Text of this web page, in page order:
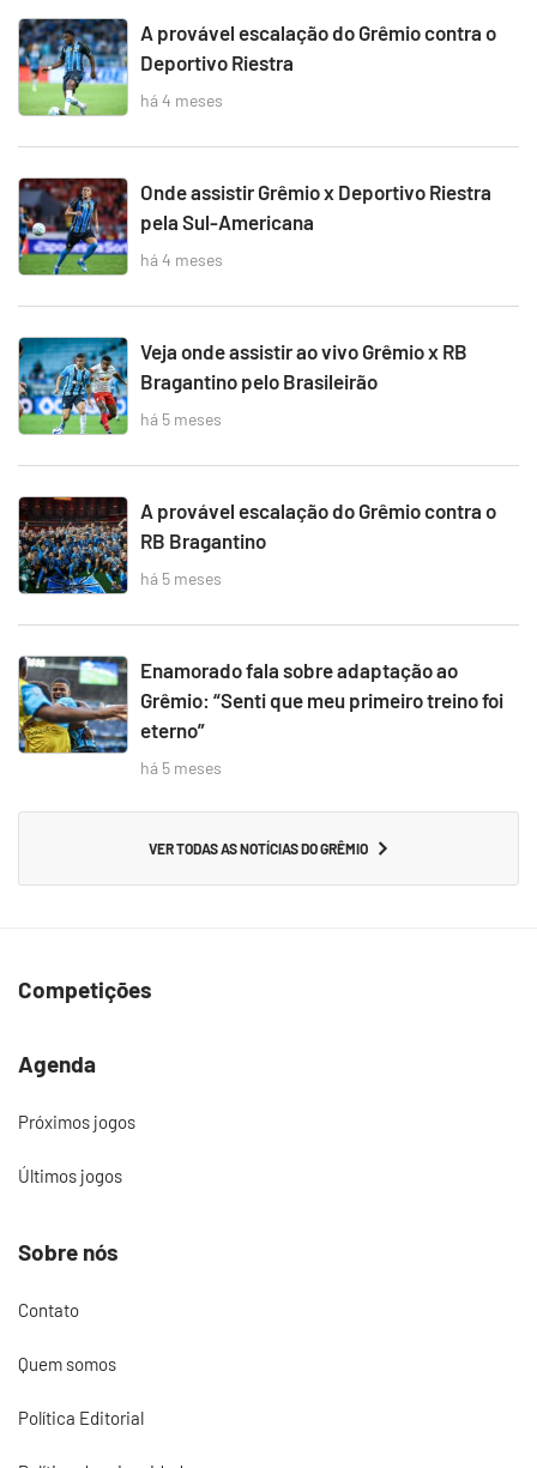
A provável escalação do Grêmio contra o
Deportivo Riestra
há 4 meses
Onde assistir Grêmio x Deportivo Riestra
pela Sul-Americana
há 4 meses
Veja onde assistir ao vivo Grêmio x RB
Bragantino pelo Brasileirão
há 5 meses
A provável escalação do Grêmio contra o
RB Bragantino
há 5 meses
Enamorado fala sobre adaptação ao
Grêmio: “Senti que meu primeiro treino foi
eterno”
há 5 meses
VER TODAS AS NOTÍCIAS DO GRÊMIO
Competições
Agenda
Próximos jogos
Últimos jogos
Sobre nós
Contato
Quem somos
Política Editorial